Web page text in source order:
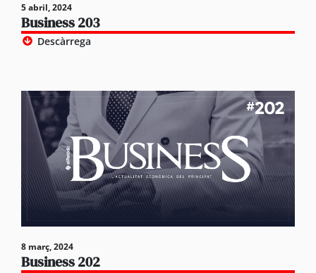
5 abril, 2024
Business 203
Descàrrega
8 març, 2024
Business 202